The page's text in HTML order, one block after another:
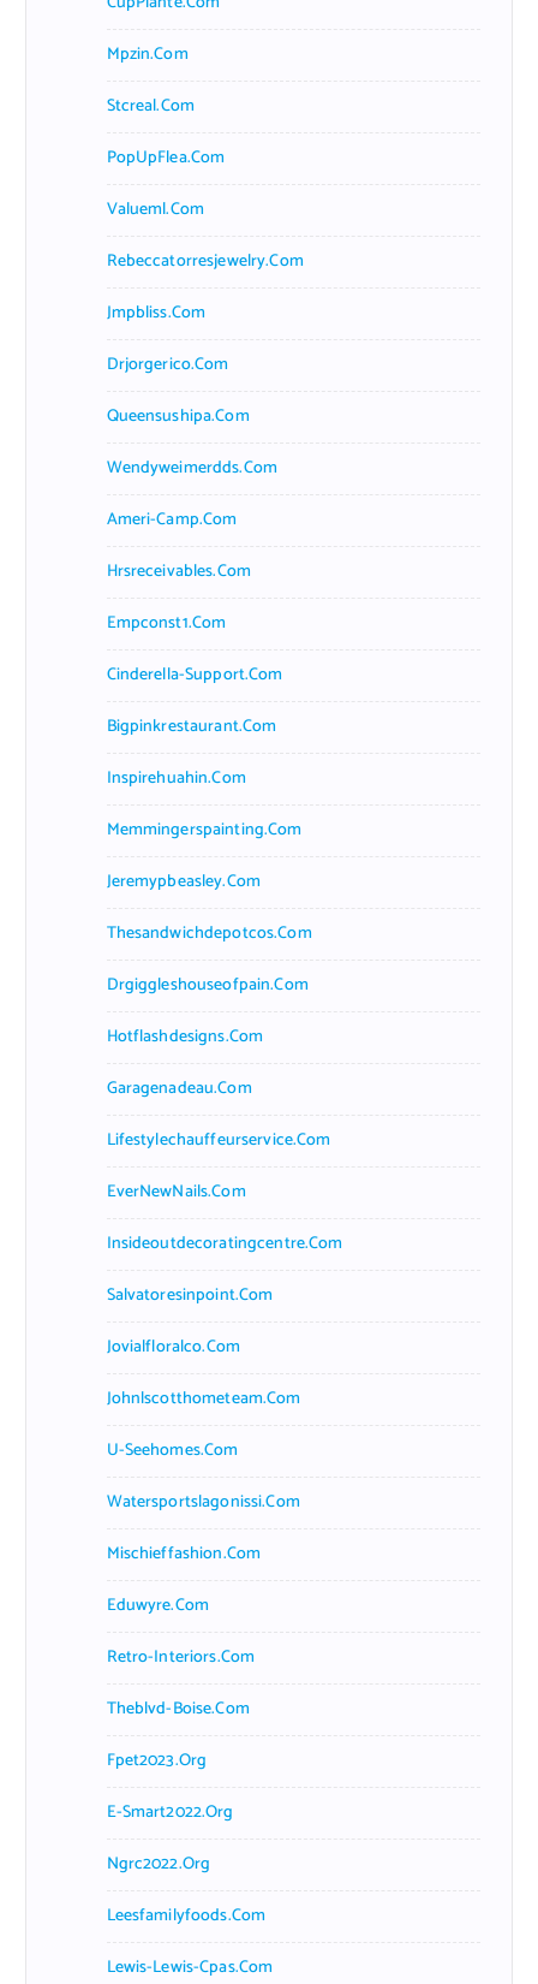
Mpzin.com
Stcreal.com
PopUpFlea.com
Valueml.com
Rebeccatorresjewelry.com
Jmpbliss.com
Drjorgerico.com
Queensushipa.com
Wendyweimerdds.com
Ameri-Camp.com
Hrsreceivables.com
Empconst1.com
Cinderella-Support.com
Bigpinkrestaurant.com
Inspirehuahin.com
Memmingerspainting.com
Jeremypbeasley.com
Thesandwichdepotcos.com
Drgiggleshouseofpain.com
Hotflashdesigns.com
Garagenadeau.com
Lifestylechauffeurservice.com
EverNewNails.com
Insideoutdecoratingcentre.com
Salvatoresinpoint.com
Jovialfloralco.com
Johnlscotthometeam.com
U-Seehomes.com
Watersportslagonissi.com
Mischieffashion.com
Eduwyre.com
Retro-Interiors.com
Theblvd-Boise.com
Fpet2023.org
E-Smart2022.org
Ngrc2022.org
Leesfamilyfoods.com
Lewis-Lewis-Cpas.com